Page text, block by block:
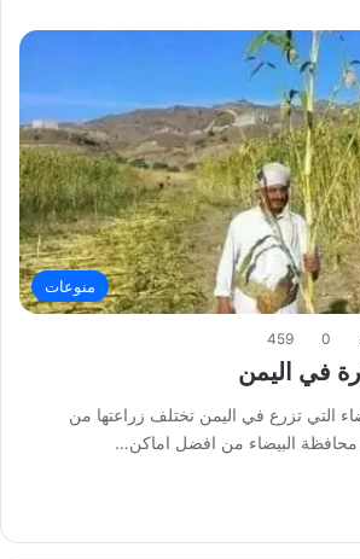
منوعات
0
459
في اليمن
التي تزرع في اليمن تختلف زراعتها من
البيضاء من افضل اماكن…